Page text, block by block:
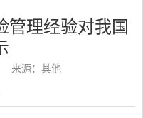
管理经验对我国
来源：其他